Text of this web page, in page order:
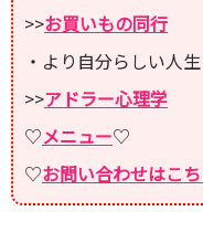
>>お買いもの同行
・より自分らしい人
>>アドラー心理学
♡メニュー♡
♡お問い合わせはこ